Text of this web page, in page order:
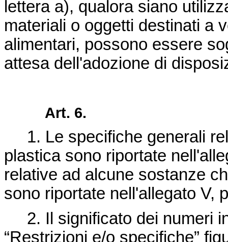
lettera a), qualora siano
materiali o oggetti destinati a
alimentari, possono essere
attesa dell'adozione di
Art. 6.
1. Le specifiche generali
plastica sono riportate
relative ad alcune sostanze
sono riportate nell'allegato V,
2. Il significato dei numeri
“Restrizioni e/o specifiche”